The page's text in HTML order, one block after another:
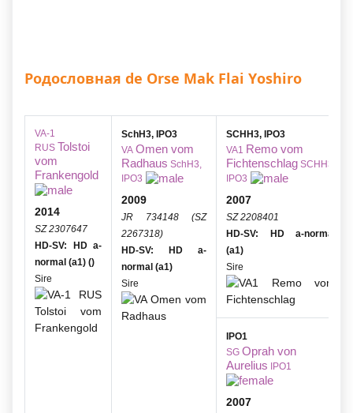
Родословная de Orse Mak Flai Yoshiro
VA-1
RUS Tolstoi
vom
Frankengold
2014
SZ 2307647
HD-SV: HD a-
normal (a1) ()
Sire
SchH3, IPO3
VA Omen vom
Radhaus SchH3,
IPO3
2009
JR 734148 (SZ
2267318)
HD-SV: HD a-
normal (a1)
Sire
SCHH3, IPO3
VA1 Remo vom
Fichtenschlag SCHH3,
IPO3
2007
SZ 2208401
HD-SV: HD a-normal
(a1)
Sire
IPO1
SG Oprah von
Aurelius
IPO1
2007